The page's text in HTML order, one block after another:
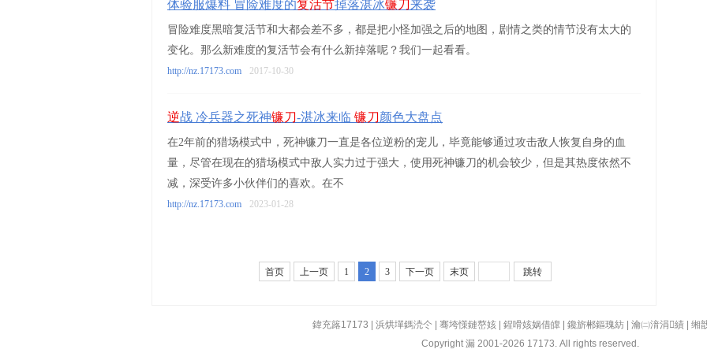
体验服爆料 冒险难度的复活节掉落湛冰镰刀来袭
冒险难度黑暗复活节和大都会差不多，都是把小怪加强之后的地图，剧情之类的情节没有太大的
变化。那么新难度的复活节会有什么新掉落呢？我们一起看看。
http://nz.17173.com 2017-10-30
逆战 冷兵器之死神镰刀-湛冰来临 镰刀颜色大盘点
在2年前的猎场模式中，死神镰刀一直是各位逆粉的宠儿，毕竟能够通过攻击敌人恢复自身的血
量，尽管在现在的猎场模式中敌人实力过于强大，使用死神镰刀的机会较少，但是其热度依然不
减，深受许多小伙伴们的喜欢。在不
http://nz.17173.com 2023-01-28
首页 上一页 1 2 3 下一页 末页 跳转
鍏充簬17173 浜烘墠鎷涜仒 骞垮憡鏈嶅姟 鍟嗗姟娲借皥 鑱旂郴鏂瑰紡 瀹㈡湇涓績
缃
Copyright 漏 2001-2026 17173. All rights reserved.